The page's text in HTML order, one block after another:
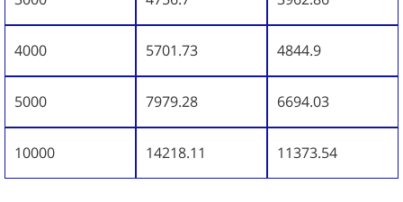
4000 5701.73 4844.9
5000 7979.28 6694.03
10000 14218.11 11373.54